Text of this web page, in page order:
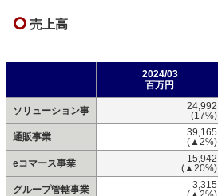
売上高
2024/03
百万円
ソリューション事
24,992
(17%)
通販事業
39,165
(▲2%)
eコマース事業
15,942
(▲20%)
グループ管轄事業
3,315